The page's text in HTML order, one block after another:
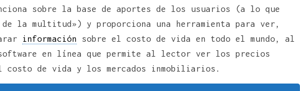
sobre la base de aportes de los usuarios (a lo que
la multitud») y proporciona una herramienta para ver,
información sobre el costo de vida en todo el mundo, al
en línea que permite al lector ver los precios
costo de vida y los mercados inmobiliarios.